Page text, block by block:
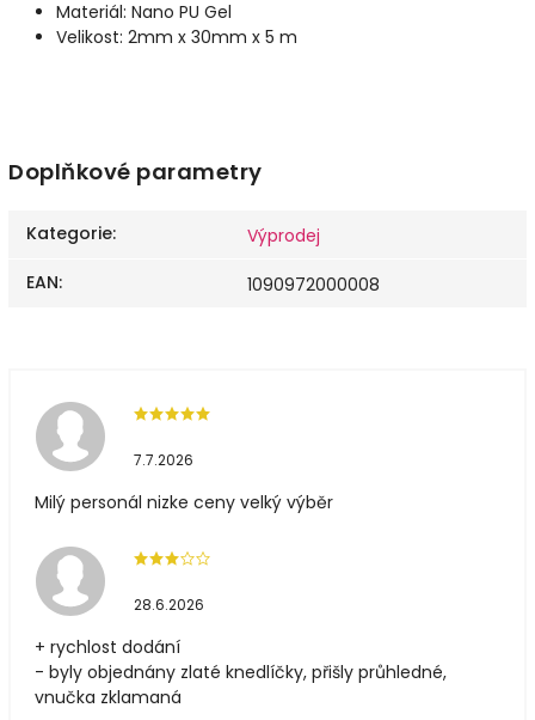
Materiál: Nano PU Gel
Velikost: 2mm x 30mm x 5 m
Doplňkové parametry
Kategorie:
Výprodej
EAN: 1090972000008
7.7.2026
Milý personál nizke ceny velký výběr
28.6.2026
+ rychlost dodání
- byly objednány zlaté knedlíčky, přišly průhledné,
vnučka zklamaná